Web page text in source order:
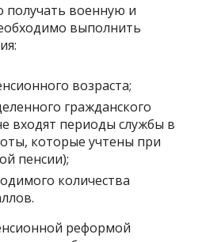
военную и
выполнить
возраста;
гражданского
входят периоды службы в
которые учтены при
пенсии);
количества
реформой